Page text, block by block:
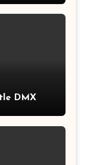
DMX